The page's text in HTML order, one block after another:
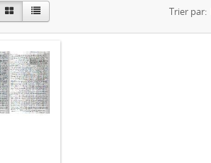
Trier par: